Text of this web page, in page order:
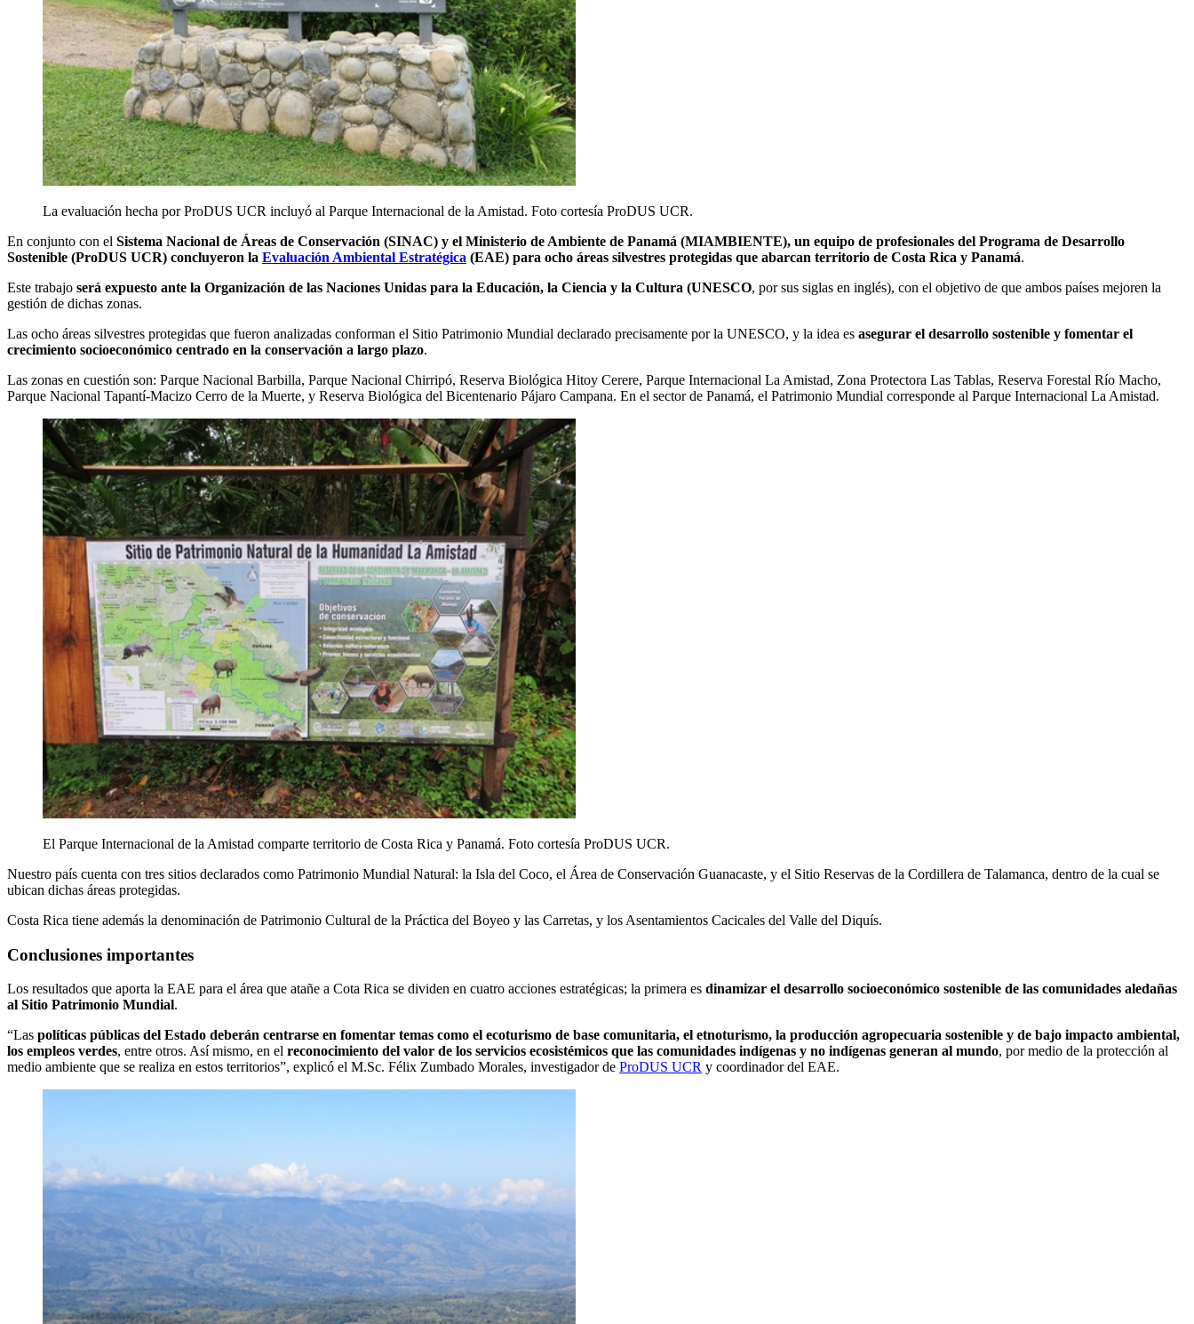
La evaluación hecha por ProDUS UCR incluyó al Parque Internacional de la Amistad. Foto cortesía ProDUS UCR.
En conjunto con el Sistema Nacional de Áreas de Conservación (SINAC) y el Ministerio de Ambiente de Panamá (MIAMBIENTE), un equipo de profesionales del Programa de Desarrollo
Sostenible (ProDUS UCR) concluyeron la Evaluación Ambiental Estratégica (EAE) para ocho áreas silvestres protegidas que abarcan territorio de Costa Rica y Panamá.
Este trabajo será expuesto ante la Organización de las Naciones Unidas para la Educación, la Ciencia y la Cultura (UNESCO, por sus siglas en inglés), con el objetivo de que ambos países mejoren la
gestión de dichas zonas.
Las ocho áreas silvestres protegidas que fueron analizadas conforman el Sitio Patrimonio Mundial declarado precisamente por la UNESCO, y la idea es asegurar el desarrollo sostenible y fomentar el
crecimiento socioeconómico centrado en la conservación a largo plazo.
Las zonas en cuestión son: Parque Nacional Barbilla, Parque Nacional Chirripó, Reserva Biológica Hitoy Cerere, Parque Internacional La Amistad, Zona Protectora Las Tablas, Reserva Forestal Río Macho,
Parque Nacional Tapantí-Macizo Cerro de la Muerte, y Reserva Biológica del Bicentenario Pájaro Campana. En el sector de Panamá, el Patrimonio Mundial corresponde al Parque Internacional La Amistad.
El Parque Internacional de la Amistad comparte territorio de Costa Rica y Panamá. Foto cortesía ProDUS UCR.
Nuestro país cuenta con tres sitios declarados como Patrimonio Mundial Natural: la Isla del Coco, el Área de Conservación Guanacaste, y el Sitio Reservas de la Cordillera de Talamanca, dentro de la cual se
ubican dichas áreas protegidas.
Costa Rica tiene además la denominación de Patrimonio Cultural de la Práctica del Boyeo y las Carretas, y los Asentamientos Cacicales del Valle del Diquís.
Conclusiones importantes
Los resultados que aporta la EAE para el área que atañe a Cota Rica se dividen en cuatro acciones estratégicas; la primera es dinamizar el desarrollo socioeconómico sostenible de las comunidades aledañas
al Sitio Patrimonio Mundial.
“Las políticas públicas del Estado deberán centrarse en fomentar temas como el ecoturismo de base comunitaria, el etnoturismo, la producción agropecuaria sostenible y de bajo impacto ambiental,
los empleos verdes, entre otros. Así mismo, en el reconocimiento del valor de los servicios ecosistémicos que las comunidades indígenas y no indígenas generan al mundo, por medio de la protección al
medio ambiente que se realiza en estos territorios”, explicó el M.Sc. Félix Zumbado Morales, investigador de ProDUS UCR y coordinador del EAE.